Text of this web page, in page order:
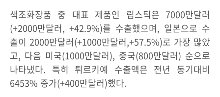
색조화장품 중 대표 제품인 립스틱은 7000만달러
(+2000만달러, +42.9%)를 수출했으며, 일본으로 수
출이 2000만달러(+1000만달러,+57.5%)로 가장 많았
고, 다음 미국(1000만달러), 중국(800만달러) 순으로
나타냈다. 특히 튀르키예 수출액은 전년 동기대비
6453% 증가(+400만달러)했다.